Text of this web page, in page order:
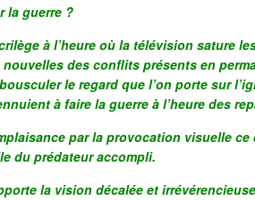
la guerre ?
à l’heure où la télévision sature
des conflits présents en
le regard que l’on porte sur
à faire la guerre à l’heure des
par la provocation visuelle ce
du prédateur accompli.
la vision décalée et